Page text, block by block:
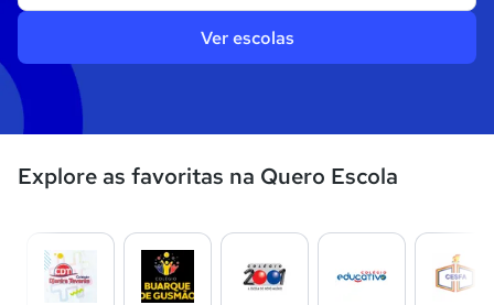
Ver escolas
Explore as favoritas na Quero Escola